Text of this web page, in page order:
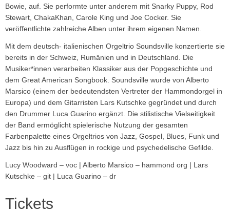
Bowie, auf. Sie performte unter anderem mit Snarky Puppy, Rod
Stewart, ChakaKhan, Carole King und Joe Cocker. Sie
veröffentlichte zahlreiche Alben unter ihrem eigenen Namen.
Mit dem deutsch- italienischen Orgeltrio Soundsville konzertierte sie
bereits in der Schweiz, Rumänien und in Deutschland. Die
Musiker*innen verarbeiten Klassiker aus der Popgeschichte und
dem Great American Songbook. Soundsville wurde von Alberto
Marsico (einem der bedeutendsten Vertreter der Hammondorgel in
Europa) und dem Gitarristen Lars Kutschke gegründet und durch
den Drummer Luca Guarino ergänzt. Die stilistische Vielseitigkeit
der Band ermöglicht spielerische Nutzung der gesamten
Farbenpalette eines Orgeltrios von Jazz, Gos­pel, Blues, Funk und
Jazz bis hin zu Ausflügen in rockige und psychedelische Gefilde.
Lucy Woodward – voc | Alberto Marsico – hammond org | Lars
Kutschke – git | Luca Guarino – dr
Tickets